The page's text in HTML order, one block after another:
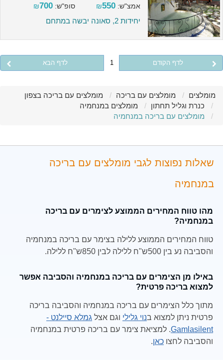
אמצ"ש:
₪550 סופ"ש: ₪700
יחידות 2, סאונה יבשה במתחם
לדף הקודם 1 לדף הבא
מומלצים מומלצים עם בריכה
מומלצים עם בריכה בצפון
כנרת וגליל תחתון
מומלצים במנחמיה
מומלצים עם בריכה במנחמיה
שאלות נפוצות לגבי מומלצים עם בריכה
במנחמיה
מהו טווח המחירים הממוצע לצימרים עם בריכה
במנחמיה?
טווח המחירים הממוצע ללילה בצימר עם בריכה במנחמיה
והסביבה נע בין 500ש"ח ללילה לבין 850ש"ח ללילה.
באילו מן הצימרים עם בריכה במנחמיה והסביבה אפשר
למצוא בריכה פרטית?
מתוך כלל הצימרים עם בריכה במנחמיה והסביבה בריכה
פרטית ניתן למצוא בנוי גלילי וגם אצל גמלא סיילנט -
Gamlasilent. למציאת צימר עם בריכה פרטית במנחמיה
והסביבה לחצו כאן.